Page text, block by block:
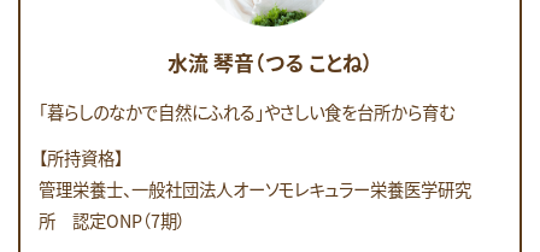
水流 琴音（つる ことね）
「暮らしのなかで自然にふれる」やさしい食を台所から育む
【所持資格】
管理栄養士、一般社団法人オーソモレキュラー栄養医学研究
所 認定ONP（7期）